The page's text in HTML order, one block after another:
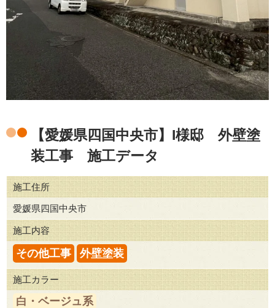
【愛媛県四国中央市】I様邸 外壁塗
装工事 施工データ
施工住所
愛媛県四国中央市
施工内容
その他工事 外壁塗装
施工カラー
白・ベージュ系